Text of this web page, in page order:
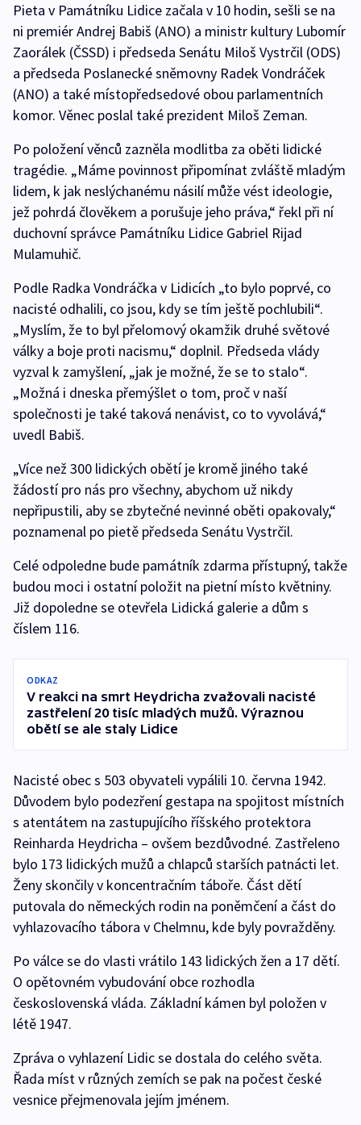
Pieta v Památníku Lidice začala v 10 hodin, sešli se na
ni premiér Andrej Babiš (ANO) a ministr kultury Lubomír
Zaorálek (ČSSD) i předseda Senátu Miloš Vystrčil (ODS)
a předseda Poslanecké sněmovny Radek Vondráček
(ANO) a také místopředsedové obou parlamentních
komor. Věnec poslal také prezident Miloš Zeman.
Po položení věnců zazněla modlitba za oběti lidické
tragédie. „Máme povinnost připomínat zvláště mladým
lidem, k jak neslýchanému násilí může vést ideologie,
jež pohrdá člověkem a porušuje jeho práva,“ řekl při ní
duchovní správce Památníku Lidice Gabriel Rijad
Mulamuhič.
Podle Radka Vondráčka v Lidicích „to bylo poprvé, co
nacisté odhalili, co jsou, kdy se tím ještě pochlubili“.
„Myslím, že to byl přelomový okamžik druhé světové
války a boje proti nacismu,“ doplnil. Předseda vlády
vyzval k zamyšlení, „jak je možné, že se to stalo“.
„Možná i dneska přemýšlet o tom, proč v naší
společnosti je také taková nenávist, co to vyvolává,“
uvedl Babiš.
„Více než 300 lidických obětí je kromě jiného také
žádostí pro nás pro všechny, abychom už nikdy
nepřipustili, aby se zbytečné nevinné oběti opakovaly,“
poznamenal po pietě předseda Senátu Vystrčil.
Celé odpoledne bude památník zdarma přístupný, takže
budou moci i ostatní položit na pietní místo květniny.
Již dopoledne se otevřela Lidická galerie a dům s
číslem 116.
ODKAZ
V reakci na smrt Heydricha zvažovali nacisté
zastřelení 20 tisíc mladých mužů. Výraznou
obětí se ale staly Lidice
Nacisté obec s 503 obyvateli vypálili 10. června 1942.
Důvodem bylo podezření gestapa na spojitost místních
s atentátem na zastupujícího říšského protektora
Reinharda Heydricha – ovšem bezdůvodné. Zastřeleno
bylo 173 lidických mužů a chlapců starších patnácti let.
Ženy skončily v koncentračním táboře. Část dětí
putovala do německých rodin na poněmčení a část do
vyhlazovacího tábora v Chelmnu, kde byly povražděny.
Po válce se do vlasti vrátilo 143 lidických žen a 17 dětí.
O opětovném vybudování obce rozhodla
československá vláda. Základní kámen byl položen v
létě 1947.
Zpráva o vyhlazení Lidic se dostala do celého světa.
Řada míst v různých zemích se pak na počest české
vesnice přejmenovala jejím jménem.